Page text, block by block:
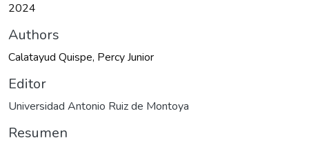
2024
Authors
Calatayud Quispe, Percy Junior
Editor
Universidad Antonio Ruiz de Montoya
Resumen